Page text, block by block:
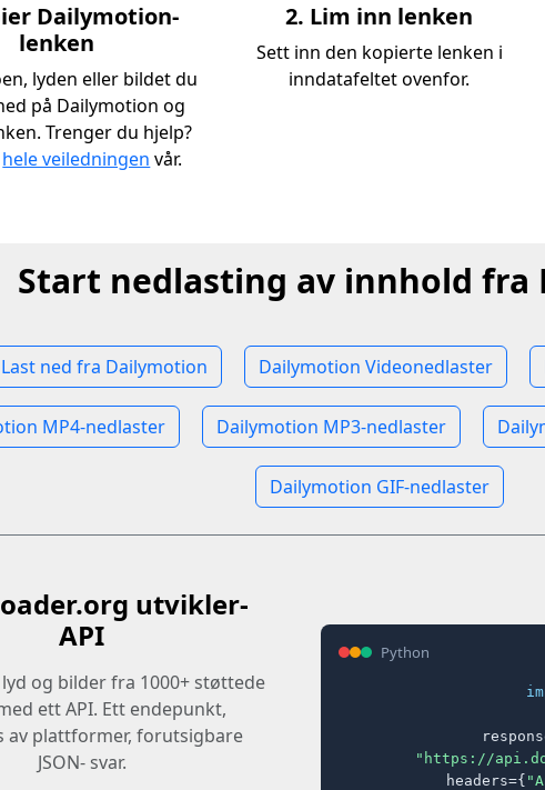
Dailymotion-
lenken
lyden eller bildet du
på Dailymotion og
Trenger du hjelp?
hele veiledningen vår.
2. Lim inn lenken
Sett inn den kopierte lenken i
inndatafeltet ovenfor.
Start nedlasting av innhold fra
Last ned fra Dailymotion Dailymotion Videonedlaster
MP4-nedlaster Dailymotion MP3-nedlaster
Dailymotion GIF-nedlaster
utvikler-
API
lyd og bilder fra 1000+ støttede
ett API. Ett endepunkt,
av plattformer, forutsigbare
JSON- svar.
Python
"https://
    headers={